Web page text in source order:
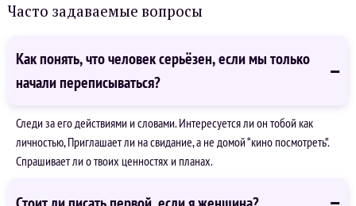
Часто задаваемые вопросы
Как понять, что человек серьёзен, если мы только
начали переписываться?
Следи за его действиями и словами. Интересуется ли он тобой как
личностью, Приглашает ли на свидание, а не домой “кино посмотреть”.
Спрашивает ли о твоих ценностях и планах.